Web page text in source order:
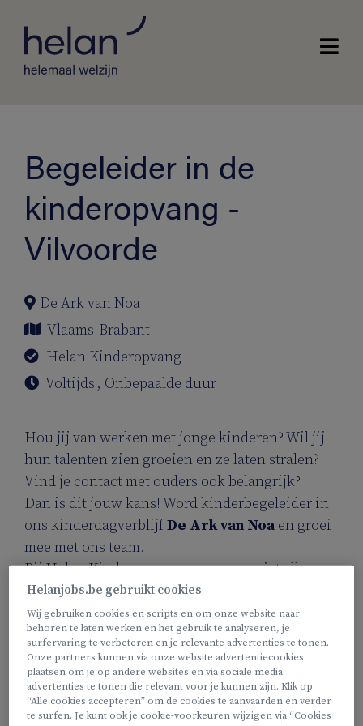
Begeleider in de
kinderopvang -
Vilvoorde
De Ark van Noa
Vlaams-Brabant
Helan Kinderopvang
Voltijds , Onbepaalde duur
Hou jij van werken met jonge kinderen? Wil jij
hun talenten zien groeien en ze laten stralen?
Vind je contact met ouders ook belangrijk?
Dan is dit jouw kans! Word kinderbegeleider in
ons kinderdagverblijfDe Ark van Noa en groei
mee met ons team.
Bij Helan Kinderopvang zorgen we niet alleen
voor kinderen, maar ook voor onze
medewerkers.
Dit maakt je job zo waardevol:
Helanjobs.be gebruikt cookies
Wij gebruiken cookies en scripts en om onze website naar
behoren te laten werken en het gebruik te analyseren, je
surfervaring te verbeteren en je relevante advertenties te tonen.
Onze partners kunnen via onze website advertentiecookies
plaatsen om je op andere websites en via sociale media
advertenties te tonen die relevant voor je kunnen zijn. Klik op
“Alle cookies accepteren” om de cookies te aanvaarden en verder
te surfen. Je kunt ook je cookie-voorkeuren wijzigen via “Cookies